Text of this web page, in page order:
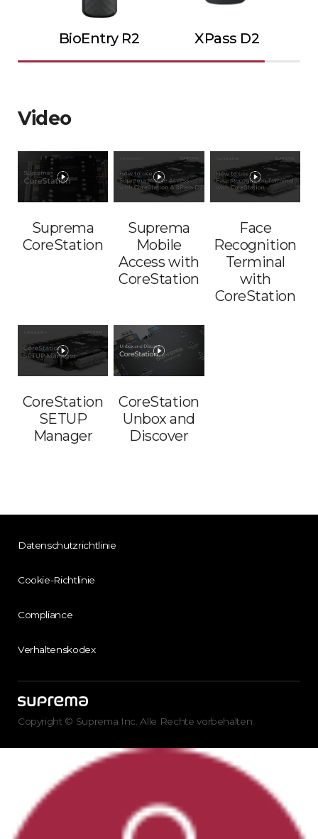
BioEntry R2 XPass D2
Video
Suprema
CoreStation
Suprema
Mobile
Access with
CoreStation
Face
Recognition
Terminal
with
CoreStation
CoreStation
SETUP
Manager
CoreStation
Unbox and
Discover
Datenschutzrichtlinie
Cookie-Richtlinie
Compliance
Verhaltenskodex
Copyright © Suprema Inc. Alle Rechte vorbehalten.